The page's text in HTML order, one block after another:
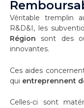
Véritable tremplin
R&D&I, les
Région sont des
innovantes.
Ces aides
qui entreprennent
Celles-ci sont